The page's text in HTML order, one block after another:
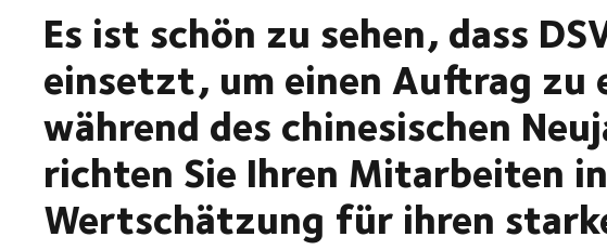
Es ist schön zu sehen, dass
einsetzt, um einen Auftrag zu
während des chinesischen
richten Sie Ihren Mitarbeiten
Wertschätzung für ihren